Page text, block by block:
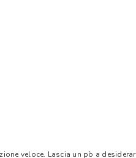
veloce. Lascia un pò a